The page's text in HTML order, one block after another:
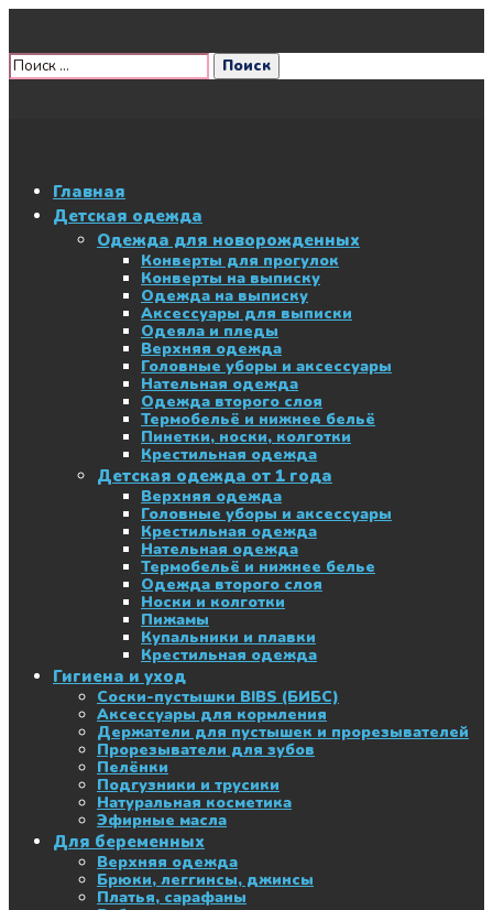
Главная
Детская одежда
Одежда для новорожденных
Конверты для прогулок
Конверты на выписку
Одежда на выписку
Аксессуары для выписки
Одеяла и пледы
Верхняя одежда
Головные уборы и аксессуары
Нательная одежда
Одежда второго слоя
Термобельё и нижнее бельё
Пинетки, носки, колготки
Крестильная одежда
Детская одежда от 1 года
Верхняя одежда
Головные уборы и аксессуары
Крестильная одежда
Нательная одежда
Термобельё и нижнее белье
Одежда второго слоя
Носки и колготки
Пижамы
Купальники и плавки
Крестильная одежда
Гигиена и уход
Соски-пустышки BIBS (БИБС)
Аксессуары для кормления
Держатели для пустышек и прорезывателей
Прорезыватели для зубов
Пелёнки
Подгузники и трусики
Натуральная косметика
Эфирные масла
Для беременных
Верхняя одежда
Брюки, леггинсы, джинсы
Платья, сарафаны